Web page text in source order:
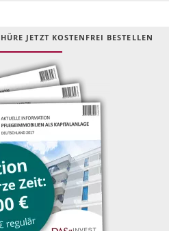
JETZT KOSTEN­FREI BESTELLEN